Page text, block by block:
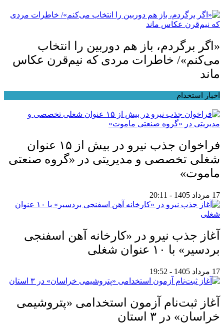
«اگر برگردم، باز هم دوربین را انتخاب
می‌کنم»/ خاطرات مردی که نیم‌قرن عکاس
ماند
اخبار استخدام
فراخوان جذب نیرو در بیش از ۱۵ عنوان
شغلی تخصصی و مدیریتی در «گروه صنعتی
ماموت»
17 مرداد 1405 - 20:11
آغاز جذب نیرو در «کارخانه آهن اسفنجی
بردسیر» با ۱۰ عنوان شغلی
17 مرداد 1405 - 19:52
آغاز ثبت‌نام آزمون استخدامی «پتروشیمی
خراسان» در ۳ استان